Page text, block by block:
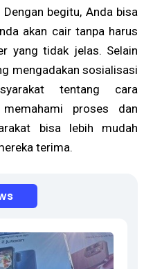
begitu, Anda bisa
akan cair tanpa harus
yang tidak jelas. Selain
mengadakan sosialisasi
tentang cara
memahami proses dan
bisa lebih mudah
terima.